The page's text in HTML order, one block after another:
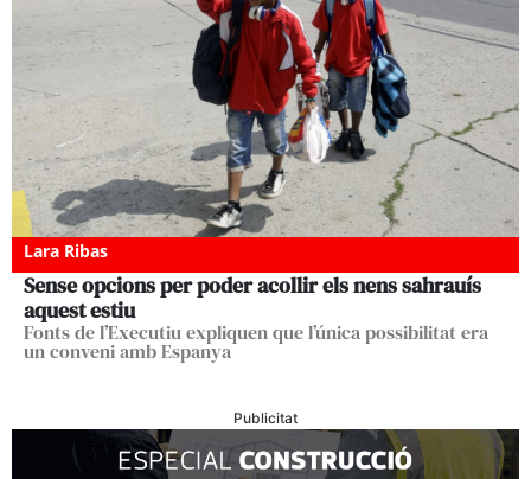
Lara Ribas
Sense opcions per poder acollir els nens sahrauís
aquest estiu
Fonts de l’Executiu expliquen que l’única possibilitat era
un conveni amb Espanya
Publicitat